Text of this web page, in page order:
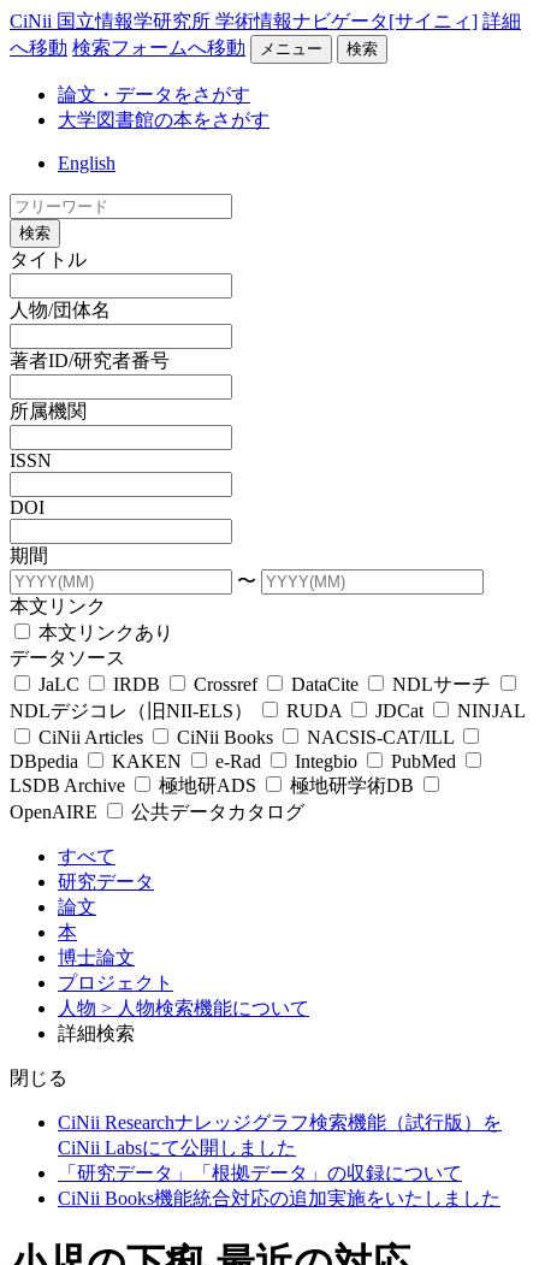
CiNii 国立情報学研究所 学術情報ナビゲータ[サイニィ] 詳細
へ移動 検索フォームへ移動 メニュー 検索
論文・データをさがす
大学図書館の本をさがす
English
検索
タイトル
人物/団体名
著者ID/研究者番号
所属機関
ISSN
DOI
期間
〜
本文リンク
本文リンクあり
データソース
JaLC
IRDB Crossref DataCite
NDLサーチ
NDLデジコレ（旧NII-ELS）
RUDA JDCat
NINJAL
CiNii Articles
CiNii Books
NACSIS-CAT/ILL
DBpedia
KAKEN e-Rad Integbio
PubMed
LSDB Archive
極地研ADS
極地研学術DB
OpenAIRE
公共データカタログ
すべて
研究データ
論文
本
博士論文
プロジェクト
人物 > 人物検索機能について
詳細検索
閉じる
CiNii Researchナレッジグラフ検索機能（試行版）を
CiNii Labsにて公開しました
「研究データ」「根拠データ」の収録について
CiNii Books機能統合対応の追加実施をいたしました